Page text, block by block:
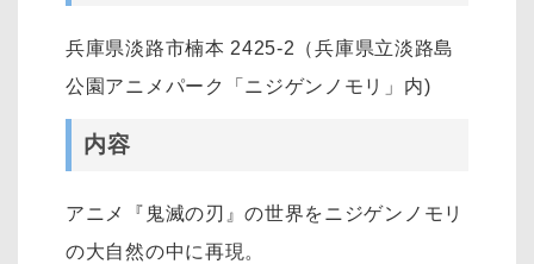
兵庫県淡路市楠本 2425-2（兵庫県立淡路島
公園アニメパーク「ニジゲンノモリ」内)
内容
アニメ『鬼滅の刃』の世界をニジゲンノモリ
の大自然の中に再現。